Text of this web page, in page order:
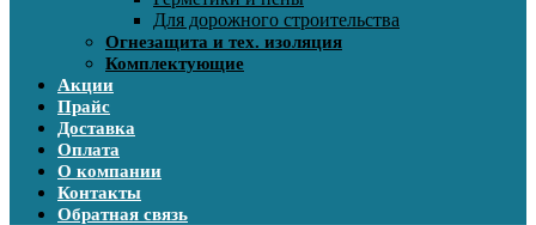
Для дорожного строительства
Огнезащита и тех. изоляция
Комплектующие
Акции
Прайс
Доставка
Оплата
О компании
Контакты
Обратная связь